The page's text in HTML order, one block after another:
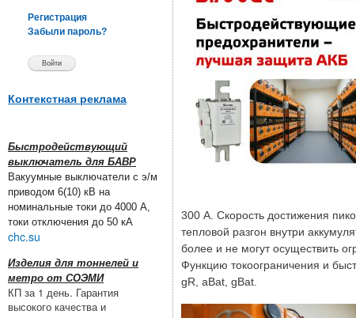
Регистрация
Забыли пароль?
Контекстная реклама
Быстродействующий
выключатель для БАВР
Вакуумные выключатели с э/м
приводом 6(10) кВ на
номинальные токи до 4000 А,
токи отключения до 50 кА
chc.su
Изделия для тоннелей и
метро от СОЭМИ
КП за 1 день. Гарантия
высокого качества и
300 А. Скорость достижения
тепловой разгон внутри
более и не могут осуществить
Функцию токоограничения и
gR, aBat, gBat.